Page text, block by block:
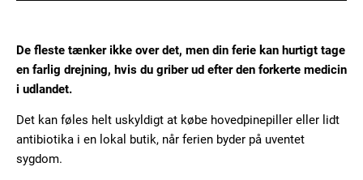
De fleste tænker ikke over det, men din ferie kan hurtigt tage
en farlig drejning, hvis du griber ud efter den forkerte medicin
i udlandet.
Det kan føles helt uskyldigt at købe hovedpinepiller eller lidt
antibiotika i en lokal butik, når ferien byder på uventet
sygdom.